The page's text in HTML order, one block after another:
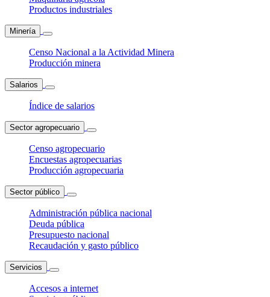
Productos industriales
Minería
Censo Nacional a la Actividad Minera
Producción minera
Salarios
Índice de salarios
Sector agropecuario
Censo agropecuario
Encuestas agropecuarias
Producción agropecuaria
Sector público
Administración pública nacional
Deuda pública
Presupuesto nacional
Recaudación y gasto público
Servicios
Accesos a internet